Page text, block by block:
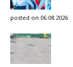
posted on 06.08.2026